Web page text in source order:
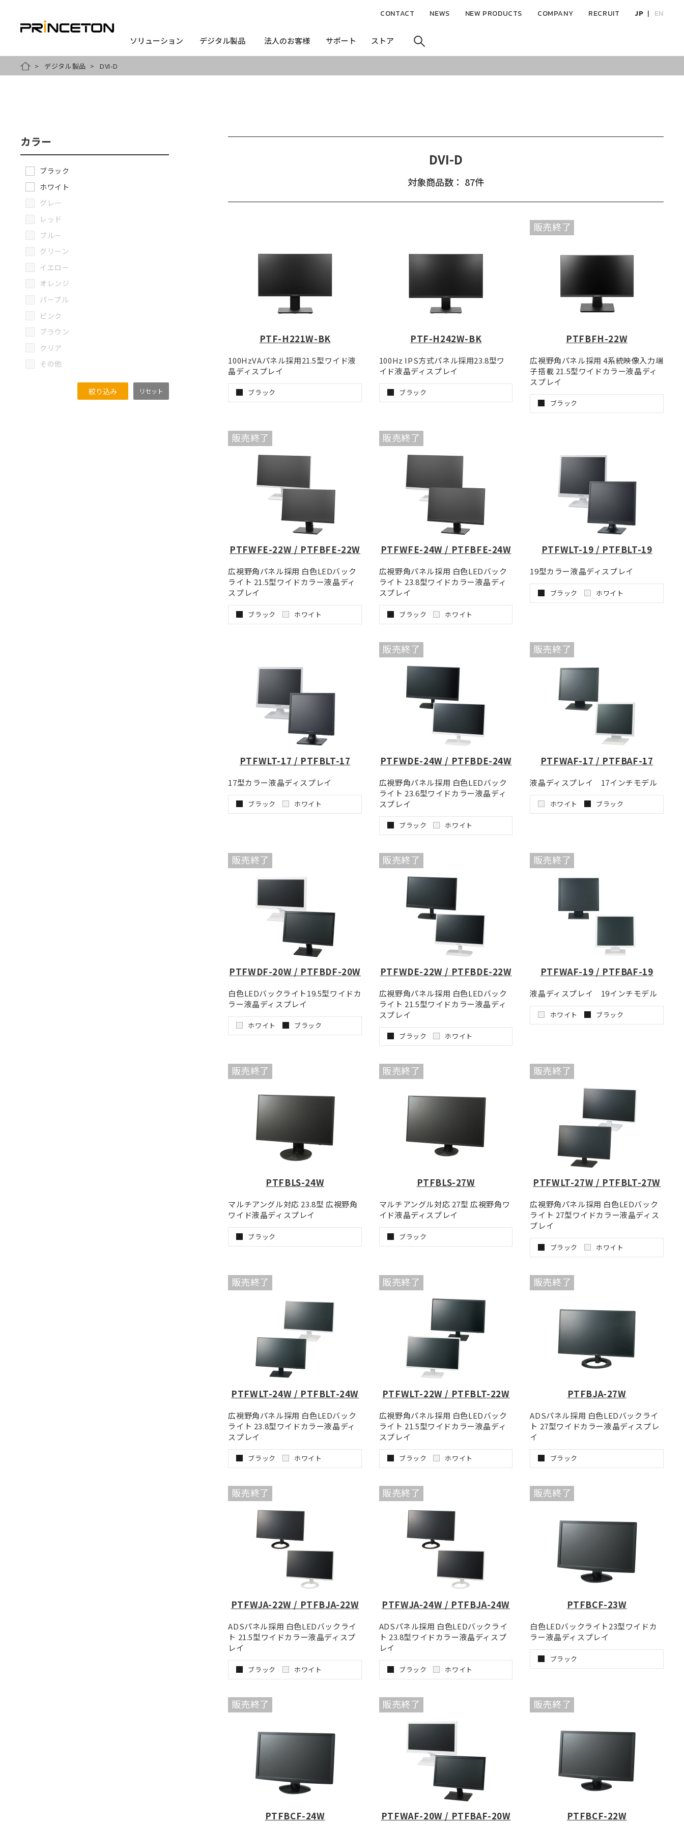
ソリューション
ソリューション デジタル製品
デジタル製品 法人のお客様
法人のお客様 サポート
サポート ストア
ストア
CONTACT NEWS NEW PRODUCTS COMPANY RECRUIT JP EN
HOMEデジタル製品 DVI-D
DVI-D
対象商品数： 87件
PTF-H221W-BK
100HzVAパネル採用21.5型ワイド液
晶ディスプレイ
ブラック
PTF-H242W-BK
100Hz IPS方式パネル採用23.8型ワ
イド液晶ディスプレイ
ブラック
販売終了
PTFBFH-22W
広視野角パネル採用 4系統映像入力端
子搭載 21.5型ワイドカラー液晶ディ
スプレイ
ブラック
販売終了
PTFWFE-22W / PTFBFE-22W
広視野角パネル採用 白色LEDバック
ライト 21.5型ワイドカラー液晶ディ
スプレイ
ブラック ホワイト
販売終了
PTFWFE-24W / PTFBFE-24W
広視野角パネル採用 白色LEDバック
ライト 23.8型ワイドカラー液晶ディ
スプレイ
ブラック ホワイト
PTFWLT-19 / PTFBLT-19
19型カラー液晶ディスプレイ
ブラック ホワイト
PTFWLT-17 / PTFBLT-17
17型カラー液晶ディスプレイ
ブラック ホワイト
販売終了
PTFWDE-24W / PTFBDE-24W
広視野角パネル採用 白色LEDバック
ライト 23.6型ワイドカラー液晶ディ
スプレイ
ブラック ホワイト
販売終了
PTFWAF-17 / PTFBAF-17
液晶ディスプレイ 17インチモデル
ホワイト ブラック
販売終了
PTFWDF-20W / PTFBDF-20W
白色LEDバックライト19.5型ワイドカ
ラー液晶ディスプレイ
ホワイト ブラック
販売終了
PTFWDE-22W / PTFBDE-22W
広視野角パネル採用 白色LEDバック
ライト 21.5型ワイドカラー液晶ディ
スプレイ
ブラック ホワイト
販売終了
PTFWAF-19 / PTFBAF-19
液晶ディスプレイ 19インチモデル
ホワイト ブラック
販売終了
PTFBLS-24W
マルチアングル対応 23.8型 広視野角
ワイド液晶ディスプレイ
ブラック
販売終了
PTFBLS-27W
マルチアングル対応 27型 広視野角ワ
イド液晶ディスプレイ
ブラック
販売終了
PTFWLT-27W / PTFBLT-27W
広視野角パネル採用 白色LEDバック
ライト 27型ワイドカラー液晶ディス
プレイ
ブラック ホワイト
販売終了
PTFWLT-24W / PTFBLT-24W
広視野角パネル採用 白色LEDバック
ライト 23.8型ワイドカラー液晶ディ
スプレイ
ブラック ホワイト
販売終了
PTFWLT-22W / PTFBLT-22W
広視野角パネル採用 白色LEDバック
ライト 21.5型ワイドカラー液晶ディ
スプレイ
ブラック ホワイト
販売終了
PTFBJA-27W
ADSパネル採用 白色LEDバックライ
ト 27型ワイドカラー液晶ディスプレ
イ
ブラック
販売終了
PTFWJA-22W / PTFBJA-22W
ADSパネル採用 白色LEDバックライ
ト 21.5型ワイドカラー液晶ディスプ
レイ
ブラック ホワイト
販売終了
PTFWJA-24W / PTFBJA-24W
ADSパネル採用 白色LEDバックライ
ト 23.8型ワイドカラー液晶ディスプ
レイ
ブラック ホワイト
販売終了
PTFBCF-23W
白色LEDバックライト23型ワイドカ
ラー液晶ディスプレイ
ブラック
販売終了
PTFBCF-24W
販売終了
PTFWAF-20W / PTFBAF-20W
販売終了
PTFBCF-22W
カラー
ブラック
ホワイト
グレー
レッド
ブルー
グリーン
イエロー
オレンジ
パープル
ピンク
ブラウン
クリア
その他
絞り込み リセット